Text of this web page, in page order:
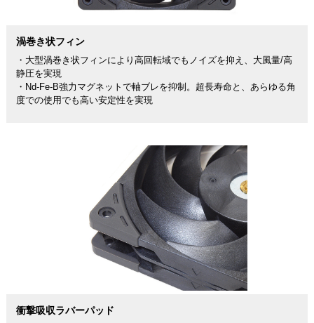
渦巻き状フィン
・大型渦巻き状フィンにより高回転域でもノイズを抑え、大風量/高
静圧を実現
・Nd-Fe-B強力マグネットで軸ブレを抑制。超長寿命と、あらゆる角
度での使用でも高い安定性を実現
衝撃吸収ラバーパッド